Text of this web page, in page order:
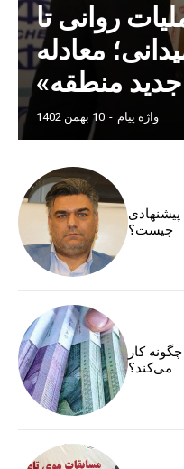
روانی تا
معادله
جدید منطقه»
واژه پیام - 10 بهمن 1402
چیست؟
کار
می‌کند؟